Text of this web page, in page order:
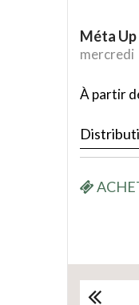
Méta Up
mercredi
À partir